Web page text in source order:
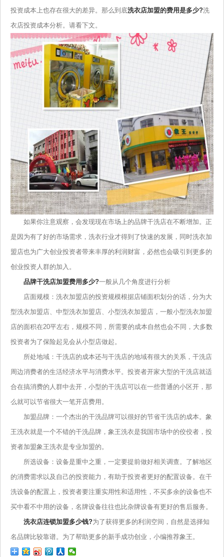
投资成本上也存在很大的差异。那么到底洗衣店加盟的费用是多少?洗
衣店投资成本分析。请看下文。
如果你注意观察，会发现现在市场上的品牌干洗店在不断增加。正
是因为有了好的市场需求，洗衣行业才得到了快速的发展，同时洗衣加
盟店也为广大创业投资者带来丰厚的利润财富，必然也会吸引到更多的
创业投资人群的加入。
品牌干洗店加盟费用多少?一般从几个角度进行分析
店面规模：洗衣加盟店的投资规模根据店铺面积划分的话，分为大
型洗衣加盟店、中型洗衣加盟店、小型洗衣加盟店，一般小型洗衣加盟
店的面积在20平左右，规模不同，所需要的成本自然也会不同，大多数
投资者为了保险起见会从小型店做起。
所处地域：干洗店的成本还与干洗店的地域有很大的关系，干洗店
周边消费者的生活经济水平与消费水平。投资者开家大型的干洗店就适
合在搞消费的人群中去开，小型的干洗店可以在一些普通的小区开，那
么就可以节省很大一笔开店费用。
加盟品牌：一个杰出的干洗品牌可以很好的节省干洗店的成本。象
王洗衣就是一个不错的干洗品牌，象王洗衣是我国市场中的佼佼者，投
资者加盟象王洗衣是专业加盟的。
所选设备：设备是重中之重，一定要提前做好相关调查。了解地区
的消费需求以及自己的投资能力，有助于投资者更好的配置设备。在干
洗设备的配置上，投资者要注重实用性和适用性，不买多余的设备也不
买中看不中用的设备，名牌设备往往也比杂牌设备有更好的售后服务。
洗衣店连锁加盟多少钱?为了获得更多的利润空间，自然是选择知
名品牌比较靠谱。为了帮助更多的新手成功创业，小编推荐象王。